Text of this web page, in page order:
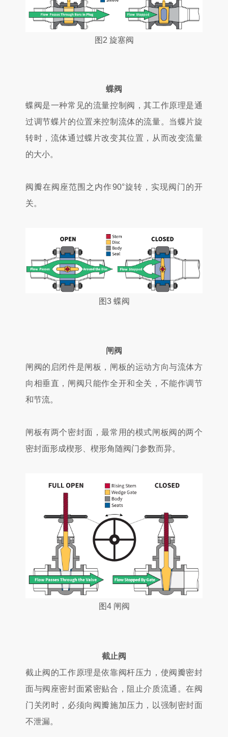
图2 旋塞阀
蝶阀
蝶阀是一种常见的流量控制阀，其工作原理是通
过调节蝶片的位置来控制流体的流量。当蝶片旋
转时，流体通过蝶片改变其位置，从而改变流量
的大小。
阀瓣在阀座范围之内作90°旋转，实现阀门的开
关。
图3 蝶阀
闸阀
闸阀的启闭件是闸板，闸板的运动方向与流体方
向相垂直，闸阀只能作全开和全关，不能作调节
和节流。
闸板有两个密封面，最常用的模式闸板阀的两个
密封面形成楔形、楔形角随阀门参数而异。
图4 闸阀
截止阀
截止阀的工作原理是依靠阀杆压力，使阀瓣密封
面与阀座密封面紧密贴合，阻止介质流通。在阀
门关闭时，必须向阀瓣施加压力，以强制密封面
不泄漏。